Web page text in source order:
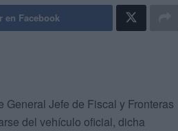
en Facebook
Jefe de Fiscal y Fronteras
del vehículo oficial, dicha